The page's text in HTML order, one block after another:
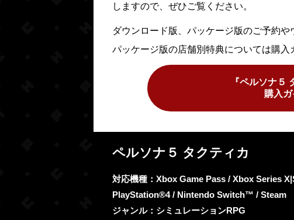
しますので、ぜひご覧ください。
ダウンロード版、パッケージ版のご予約や
パッケージ版の店舗別特典については購入
『ペルソナ５
購入ガ
ペルソナ５ タクティカ
対応機種：Xbox Game Pass / Xbox Series
PlayStation®4 / Nintendo Switch™ / Steam
ジャンル：シミュレーションRPG